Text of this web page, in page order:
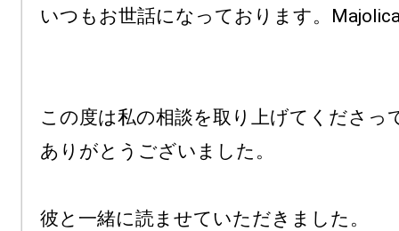
いつもお世話になっております。
この度は私の相談を取り上げてくださっ
ありがとうございました。
彼と一緒に読ませていただきました。